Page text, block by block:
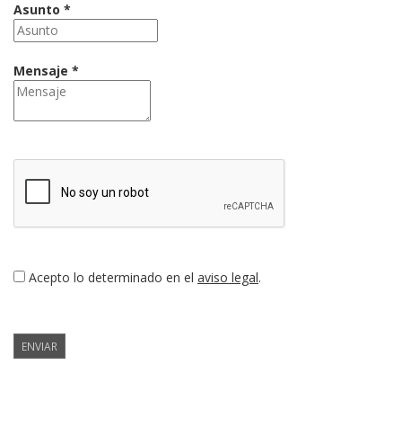
Asunto *
Mensaje *
Acepto lo determinado en el aviso legal.
ENVIAR